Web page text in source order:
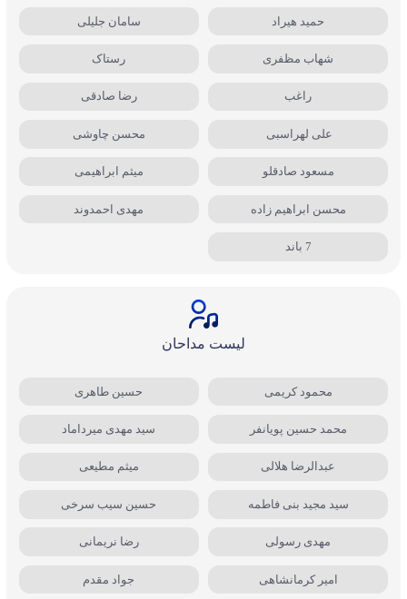
حمید هیراد سامان جلیلی
شهاب مظفری رستاک
راغب رضا صادقی
علی لهراسبی محسن چاوشی
مسعود صادقلو میثم ابراهیمی
محسن ابراهیم زاده مهدی احمدوند
7 باند
لیست مداحان
محمود کریمی حسین طاهری
محمد حسین پویانفر سید مهدی میرداماد
عبدالرضا هلالی میثم مطیعی
سید مجید بنی فاطمه حسین سیب سرخی
مهدی رسولی رضا نریمانی
امیر کرمانشاهی جواد مقدم